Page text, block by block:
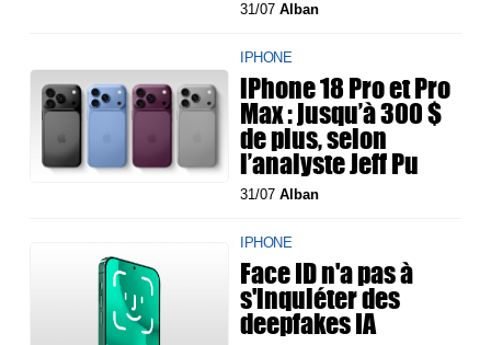
31/07Alban
IPHONE
iPhone 18 Pro et Pro
Max : jusqu’à 300 $
de plus, selon
l’analyste Jeff Pu
31/07Alban
IPHONE
Face ID n'a pas à
s'inquiéter des
deepfakes IA